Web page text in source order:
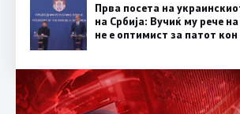
Прва посета на
на Србија: Вучиќ му рече
не е оптимист за патот